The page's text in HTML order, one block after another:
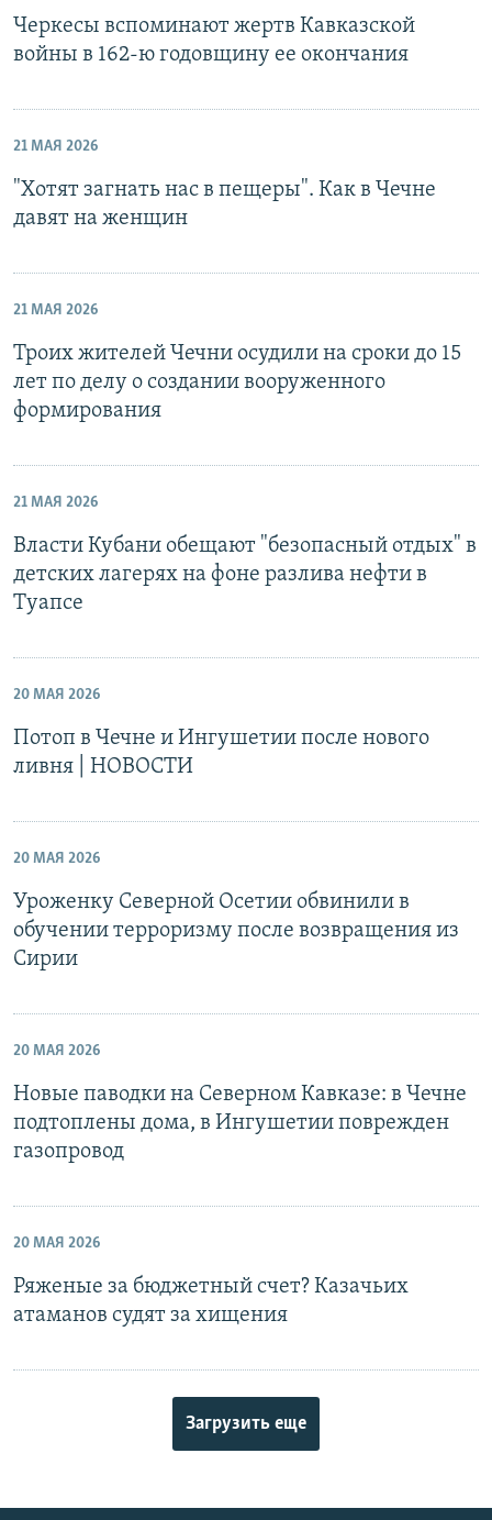
Черкесы вспоминают жертв Кавказской
войны в 162-ю годовщину ее окончания
21 МАЯ 2026
"Хотят загнать нас в пещеры". Как в Чечне
давят на женщин
21 МАЯ 2026
Троих жителей Чечни осудили на сроки до 15
лет по делу о создании вооруженного
формирования
21 МАЯ 2026
Власти Кубани обещают "безопасный отдых" в
детских лагерях на фоне разлива нефти в
Туапсе
20 МАЯ 2026
Потоп в Чечне и Ингушетии после нового
ливня | НОВОСТИ
20 МАЯ 2026
Уроженку Северной Осетии обвинили в
обучении терроризму после возвращения из
Сирии
20 МАЯ 2026
Новые паводки на Северном Кавказе: в Чечне
подтоплены дома, в Ингушетии поврежден
газопровод
20 МАЯ 2026
Ряженые за бюджетный счет? Казачьих
атаманов судят за хищения
Загрузить еще